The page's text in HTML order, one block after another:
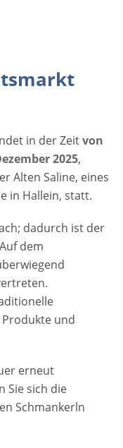
in der Zeitvon
2025,
Alten Saline, eines
in Hallein, statt.
dadurch ist der
dem
und
erneut
Sie sich die
Schmankerln